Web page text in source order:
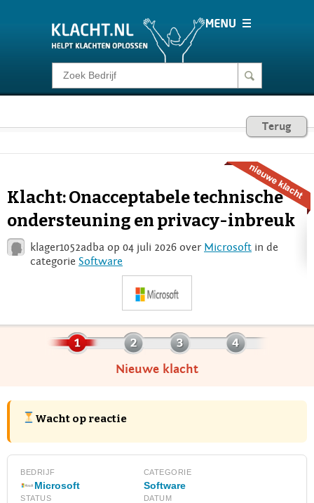
Klacht melden
Consumentenrecht
Voor Bedrijven
Login
Terug
Klacht: Onacceptabele technische
ondersteuning en privacy-inbreuk
klager1052adba op 04 juli 2026 over Microsoft in de
categorie Software
Nieuwe klacht
Wacht op reactie
BEDRIJF
Microsoft
CATEGORIE
Software
STATUS DATUM